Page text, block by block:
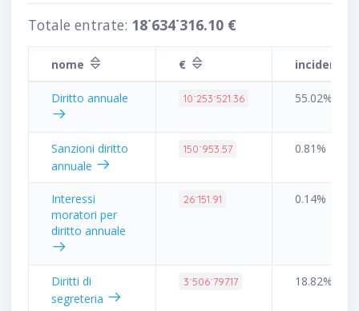
Totale entrate: 18˙634˙316.10 €
nome € incidenza
Diritto annuale 10˙253˙521.36 55.02%
Sanzioni diritto
annuale
150˙953.57 0.81%
Interessi
moratori per
diritto annuale
26˙151.91 0.14%
Diritti di
segreteria
3˙506˙797.17 18.82%